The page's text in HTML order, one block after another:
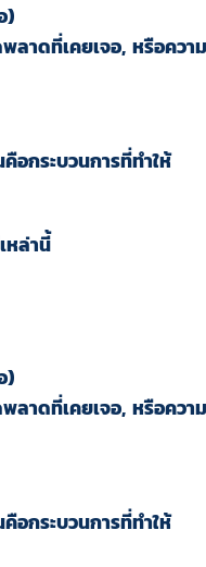
)
ลาดที่เคยเจอ, หรือความ
อกระบวนการที่ทำให้
หล่านี้
)
ลาดที่เคยเจอ, หรือความ
อกระบวนการที่ทำให้